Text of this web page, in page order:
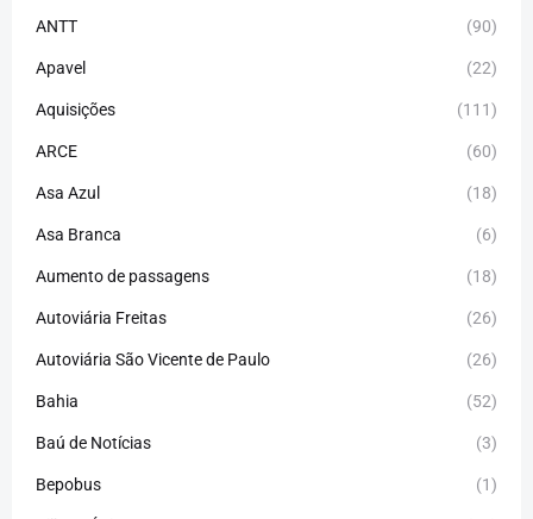
ANTT (90)
Apavel (22)
Aquisições (111)
ARCE (60)
Asa Azul (18)
Asa Branca (6)
Aumento de passagens (18)
Autoviária Freitas (26)
Autoviária São Vicente de Paulo (26)
Bahia (52)
Baú de Notícias (3)
Bepobus (1)